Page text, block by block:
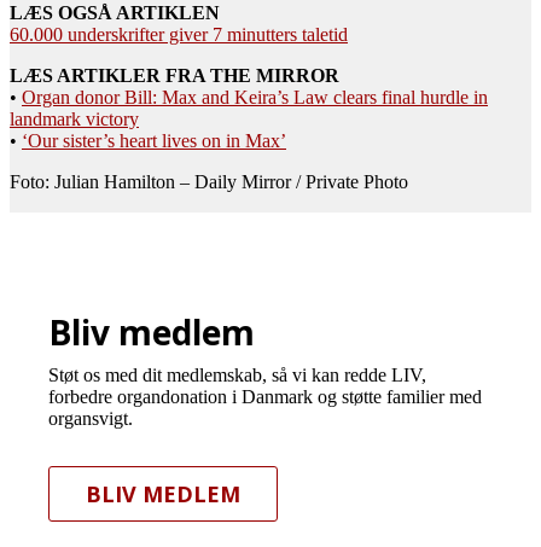
LÆS OGSÅ ARTIKLEN
60.000 underskrifter giver 7 minutters taletid
LÆS ARTIKLER FRA THE MIRROR
• Organ donor Bill: Max and Keira’s Law clears final hurdle in
landmark victory
• ‘Our sister’s heart lives on in Max’
Foto: Julian Hamilton – Daily Mirror / Private Photo
Bliv medlem
Støt os med dit medlemskab, så vi kan redde LIV,
forbedre organdonation i Danmark og støtte familier med
organsvigt.
BLIV MEDLEM